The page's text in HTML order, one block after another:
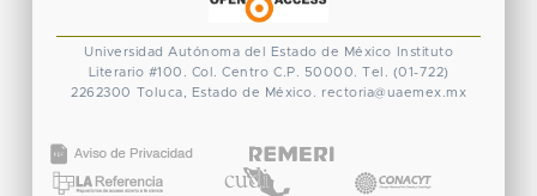
Universidad Autónoma del Estado de México
Instituto
Literario #100. Col. Centro C.P. 50000. Tel. (01-722)
2262300 Toluca, Estado de México. rectoria@uaemex.mx